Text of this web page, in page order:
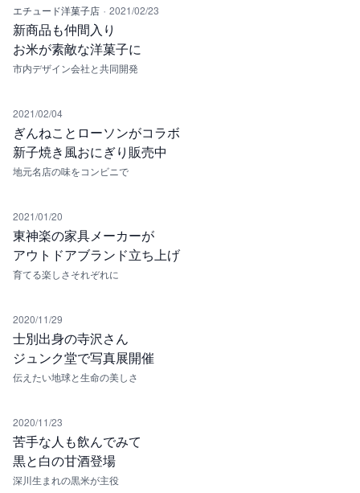
エチュード洋菓子店 · 2021/02/23
新商品も仲間入り
お米が素敵な洋菓子に
市内デザイン会社と共同開発
2021/02/04
ぎんねことローソンがコラボ
新子焼き風おにぎり販売中
地元名店の味をコンビニで
2021/01/20
東神楽の家具メーカーが
アウトドアブランド立ち上げ
育てる楽しさそれぞれに
2020/11/29
士別出身の寺沢さん
ジュンク堂で写真展開催
伝えたい地球と生命の美しさ
2020/11/23
苦手な人も飲んでみて
黒と白の甘酒登場
深川生まれの黒米が主役